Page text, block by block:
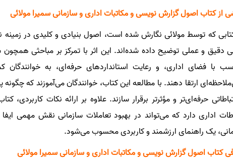
از کتاب اصول گزارش نویسی و مکاتبات اداری و سازمانی سمیرا مولائی
که توسط مولائی نگارش شده است، اصول بنیادی و کلیدی در
دقیق و عملی توضیح داده شده‌اند. این اثر با تمرکز بر مباحثی
با فضای اداری، و رعایت استانداردهای حرفه‌ای، به خوانندگان
ارتقا دهند. با مطالعه این کتاب، خوانندگان می‌آموزند که
حرفه‌ای‌تر و مؤثرتر برقرار سازند. علاوه بر ارائه نکات
اداری دارد که می‌تواند در بهبود تعاملات سازمانی نقش مهمی
یک راهنمای ارزشمند و کاربردی محسوب می‌شود.
کتاب اصول گزارش نویسی و مکاتبات اداری و سازمانی سمیرا مولائی